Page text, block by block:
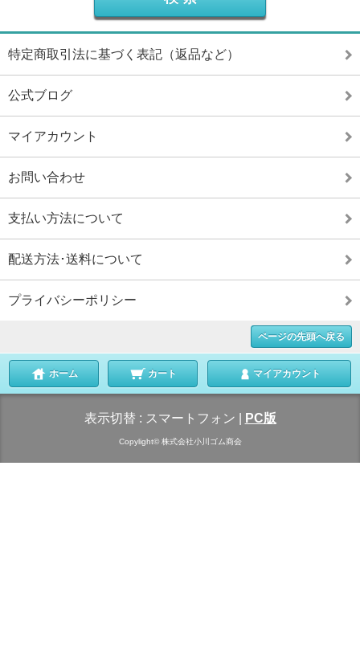
特定商取引法に基づく表記（返品など）
公式ブログ
マイアカウント
お問い合わせ
支払い方法について
配送方法･送料について
プライバシーポリシー
ページの先頭へ戻る
ホーム カート マイアカウント
表示切替 : スマートフォン PC版
Copylight© 株式会社小川ゴム商会